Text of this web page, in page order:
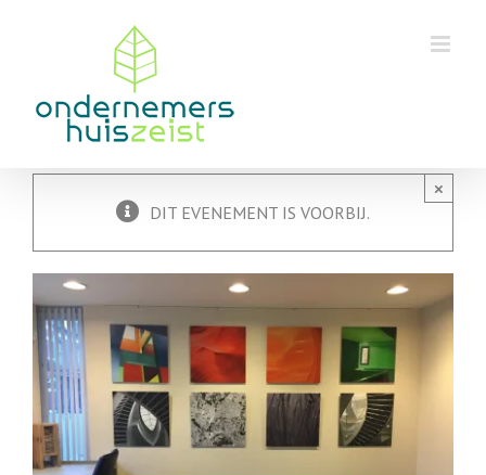
×
DIT EVENEMENT IS VOORBIJ.